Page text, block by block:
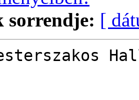
sorrendje: [